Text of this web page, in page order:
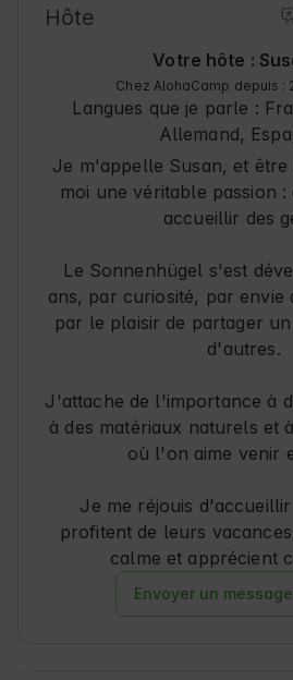
pour des excursions dans
Que ce soit pour des
à vélo ou simplement pour
frais, chaque visiteur y
moment de communion avec
hébergement allie confort et
proche de la nature et invite
Hôte
Votre hôte :
Chez AlohaCamp depuis :
Langues que je parle :
Allemand,
Je m'appelle Susan, et
moi une véritable passion
accueillir des
Le Sonnenhügel s'est
ans, par curiosité, par envie
par le plaisir de partager
d'autres.
J'attache de l'importance à
à des matériaux naturels et
où l'on aime venir
Je me réjouis
profitent de leurs
calme et apprécient
Envoyer un